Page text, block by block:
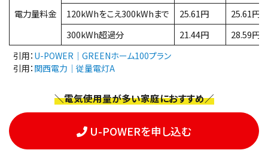
電力量料金
120kWhをこえ300kWhまで
25.61円
25.61円
300kWh超過分
21.44円 28.59円
引用： U-POWER｜GREENホーム100プラン
引用： 関西電力｜従量電灯A
＼電気使用量が多い家庭におすすめ／
U-POWERを申し込む